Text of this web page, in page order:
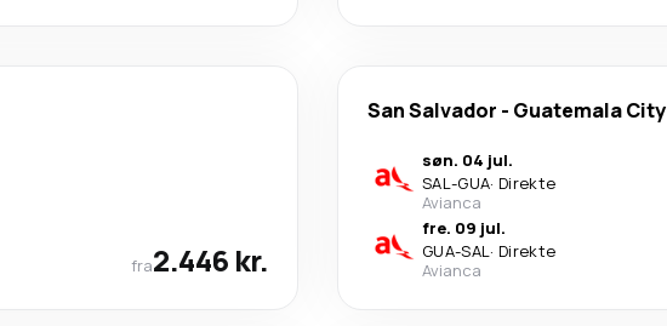
fra2.446 kr.
San Salvador - Guatemala City
søn. 04 jul.
SAL-GUA· Direkte
Avianca
fre. 09 jul.
GUA-SAL· Direkte
Avianca